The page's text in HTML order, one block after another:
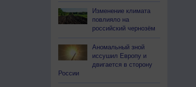
Изменение климата
повлияло на
российский чернозём
Аномальный зной
иссушил Европу и
двигается в сторону
России